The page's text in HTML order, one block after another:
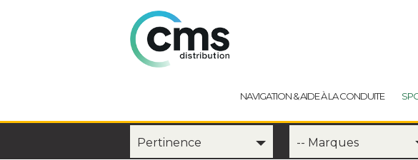
NAVIGATION & AIDE À LA CONDUITE
Pertinence -- Marques